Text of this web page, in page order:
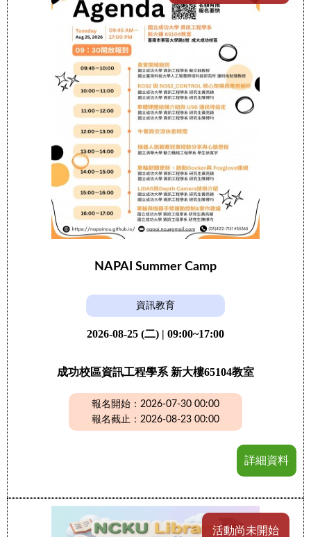
NAPAI Summer Camp
資訊教育
2026-08-25 (二) | 09:00~17:00
成功校區資訊工程學系 新大樓65104教室
報名開始：2026-07-30 00:00
報名截止：2026-08-23 00:00
詳細資料
活動尚未開始